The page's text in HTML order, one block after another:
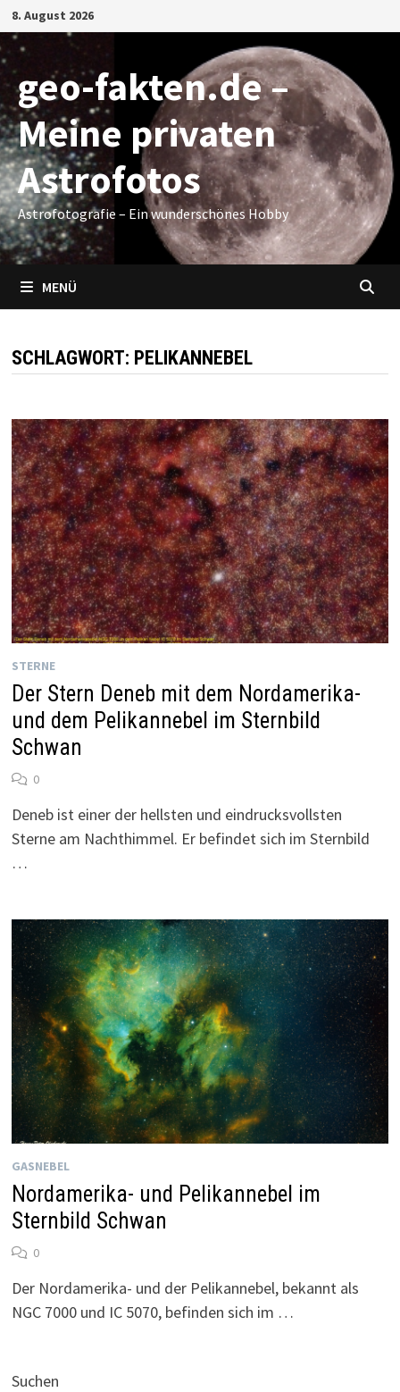
Zum
Inhalt
springen
8. August 2026
geo-fakten.de –
Meine privaten
Astrofotos
Astrofotografie – Ein wunderschönes Hobby
MENÜ
SCHLAGWORT: PELIKANNEBEL
STERNE
Der Stern Deneb mit dem Nordamerika-
und dem Pelikannebel im Sternbild
Schwan
0
Deneb ist einer der hellsten und eindrucksvollsten
Sterne am Nachthimmel. Er befindet sich im Sternbild
…
GASNEBEL
Nordamerika- und Pelikannebel im
Sternbild Schwan
0
Der Nordamerika- und der Pelikannebel, bekannt als
NGC 7000 und IC 5070, befinden sich im …
Suchen